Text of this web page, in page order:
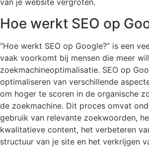
van je website vergroten.
Hoe werkt SEO op
“Hoe werkt SEO op Google?” is een
vaak voorkomt bij mensen die meer
zoekmachineoptimalisatie. SEO op
optimaliseren van verschillende
om hoger te scoren in de organische
de zoekmachine. Dit proces omvat
gebruik van relevante zoekwoorden,
kwalitatieve content, het verbeteren
structuur van je site en het verkrijgen